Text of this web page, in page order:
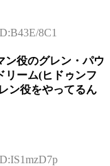
8C1
ン役のグレン・パウ
リーム(ヒドゥンフ
ン役をやってるん